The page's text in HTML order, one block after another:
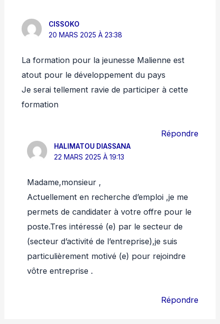
CISSOKO
20 MARS 2025 À 23:38
La formation pour la jeunesse Malienne est
atout pour le développement du pays
Je serai tellement ravie de participer à cette
formation
Répondre
HALIMATOU DIASSANA
22 MARS 2025 À 19:13
Madame,monsieur ,
Actuellement en recherche d’emploi ,je me
permets de candidater à votre offre pour le
poste.Tres intéressé (e) par le secteur de
(secteur d’activité de l’entreprise),je suis
particulièrement motivé (e) pour rejoindre
vôtre entreprise .
Répondre